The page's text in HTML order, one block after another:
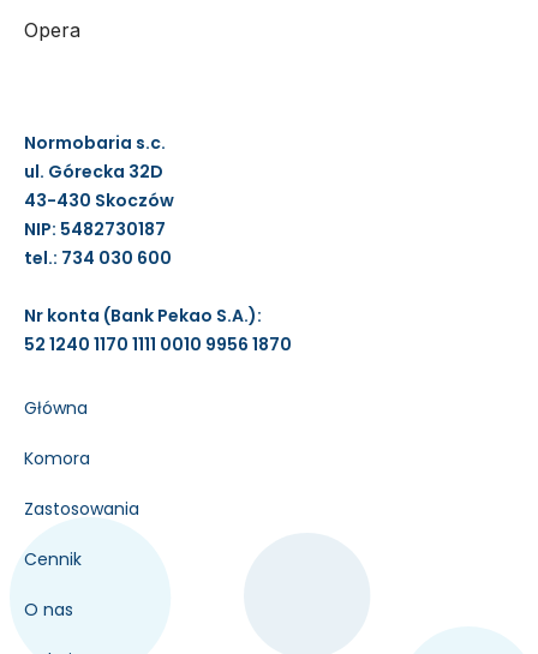
Opera
Normobaria s.c.
ul. Górecka 32D
43-430 Skoczów
NIP: 5482730187
tel.: 734 030 600
Nr konta (Bank Pekao S.A.):
52 1240 1170 1111 0010 9956 1870
Główna
Komora
Zastosowania
Cennik
O nas